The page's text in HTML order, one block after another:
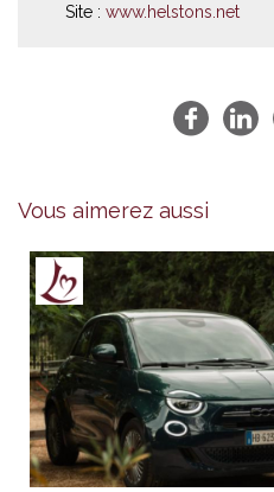
Site : www.helstons.net
Vous aimerez aussi